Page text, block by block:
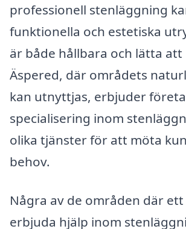
professionell stenläggning
funktionella och estetiska
är både hållbara och lätta
Äspered, där områdets
kan utnyttjas, erbjuder
specialisering inom
olika tjänster för att möta
behov.
Några av de områden där
erbjuda hjälp inom